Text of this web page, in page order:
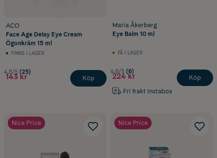
ACO
Face Age Delay Eye Cream
Ögonkräm 15 ml
FINNS I LAGER
4.8/5 (25)
143 kr Köp
Maria Åkerberg
Eye Balm 10 ml
FÅ I LAGER
4.8/5 (6)
224 kr
Fri frakt Instabox
Köp
Nice Price Nice Price